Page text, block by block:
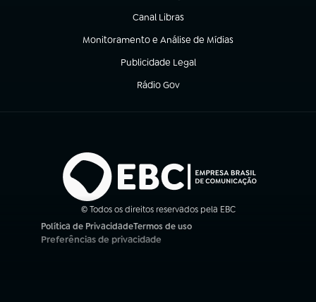
Canal Libras
(abre em nova aba)
Monitoramento e Análise de Mídias
(abre em nova aba)
Publicidade Legal
(abre em nova aba)
Rádio Gov
(abre em nova aba)
© Todos os direitos reservados pela EBC
Política de Privacidade
(abre em nova aba)
Termos de uso
(abre em nova aba)
Preferências de privacidade